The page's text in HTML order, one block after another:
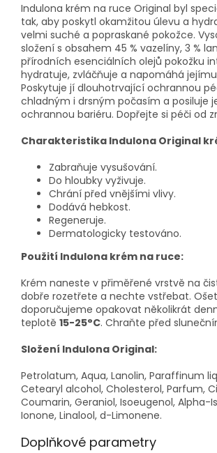
Indulona krém na ruce Original byl
tak, aby poskytl okamžitou úlevu a
velmi suché a popraskané pokožce.
složení s obsahem 45 % vazelíny, 3 %
přírodních esenciálních olejů pokožku
hydratuje, zvláčňuje a napomáhá
Poskytuje jí dlouhotrvající ochrannou
chladným i drsným počasím a posiluje
ochrannou bariéru. Dopřejte si péči od
Charakteristika Indulona Original
Zabraňuje vysušování.
Do hloubky vyživuje.
Chrání před vnějšími vlivy.
Dodává hebkost.
Regeneruje.
Dermatologicky testováno.
Použití Indulona krém na ruce:
Krém naneste v přiměřené vrstvě na
dobře rozetřete a nechte vstřebat.
doporučujeme opakovat několikrát
teplotě 15-25°C. Chraňte před
Složení Indulona Original:
Petrolatum, Aqua, Lanolin, Paraffinum
Cetearyl alcohol, Cholesterol, Parfum,
Coumarin, Geraniol, Isoeugenol, Alpha-
Ionone, Linalool, d-Limonene.
Doplňkové parametry